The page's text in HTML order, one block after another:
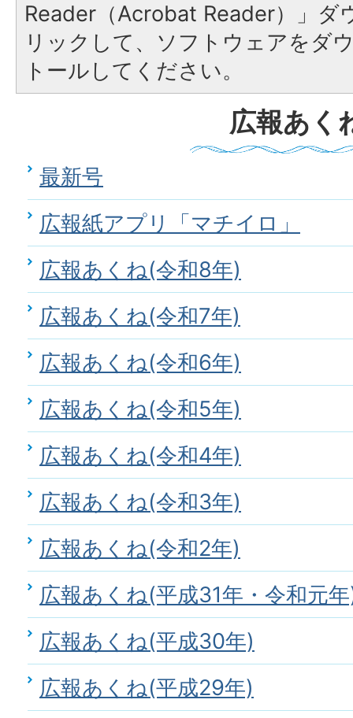
Reader（Acrobat Reader）」ダ
リックして、ソフトウェアをダ
トールしてください。
広報あく
最新号
広報紙アプリ「マチイロ」
広報あくね(令和8年)
広報あくね(令和7年)
広報あくね(令和6年)
広報あくね(令和5年)
広報あくね(令和4年)
広報あくね(令和3年)
広報あくね(令和2年)
広報あくね(平成31年・令和元
広報あくね(平成30年)
広報あくね(平成29年)